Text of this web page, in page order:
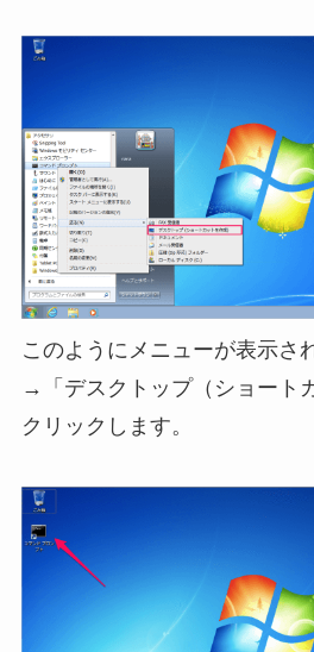
このようにメニューが表示さ
→「デスクトップ（ショート
クリックします。